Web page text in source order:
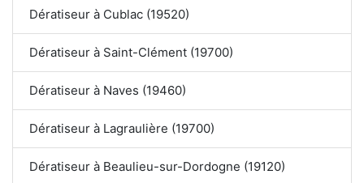
Dératiseur à Cublac (19520)
Dératiseur à Saint-Clément (19700)
Dératiseur à Naves (19460)
Dératiseur à Lagraulière (19700)
Dératiseur à Beaulieu-sur-Dordogne (19120)